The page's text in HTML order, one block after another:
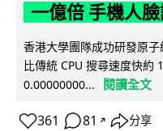
一億倍 手機人
香港大學團隊成功研發原
比傳統 CPU 搜尋速度快約
0.00000000...
閱讀全文
361 81 ↗ 分享